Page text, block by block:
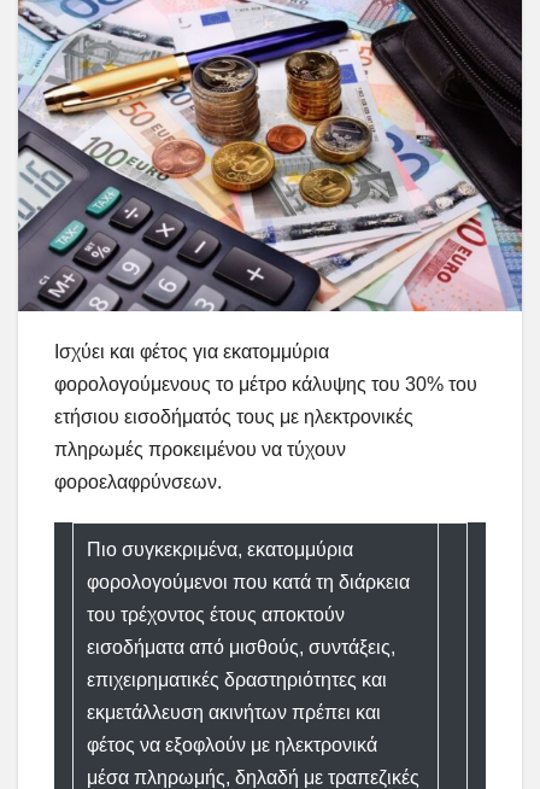
Ισχύει και φέτος για εκατομμύρια
φορολογούμενους το μέτρο κάλυψης του 30% του
ετήσιου εισοδήματός τους με ηλεκτρονικές
πληρωμές προκειμένου να τύχουν
φοροελαφρύνσεων.
Πιο συγκεκριμένα, εκατομμύρια
φορολογούμενοι που κατά τη διάρκεια
του τρέχοντος έτους αποκτούν
εισοδήματα από μισθούς, συντάξεις,
επιχειρηματικές δραστηριότητες και
εκμετάλλευση ακινήτων πρέπει και
φέτος να εξοφλούν με ηλεκτρονικά
μέσα πληρωμής, δηλαδή με τραπεζικές